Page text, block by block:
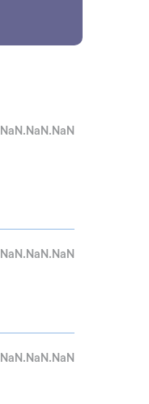
NaN.NaN.NaN
NaN.NaN.NaN
NaN.NaN.NaN